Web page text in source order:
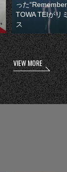
った
TOWA TEIがリ
ス
VIEW MORE